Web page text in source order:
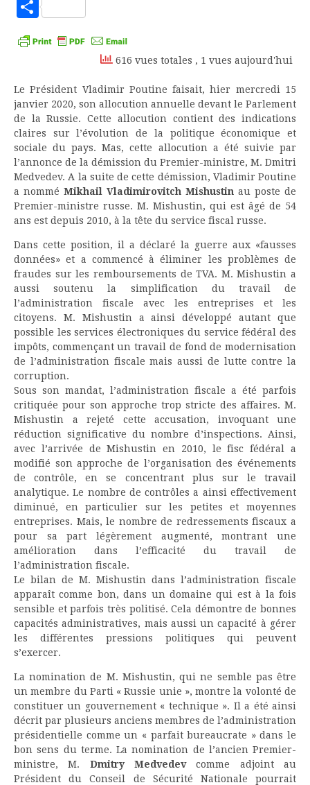
Partager
616 vues totales , 1 vues aujourd'hui
Le Président Vladimir Poutine faisait, hier mercredi 15
janvier 2020, son allocution annuelle devant le Parlement
de la Russie. Cette allocution contient des indications
claires sur l’évolution de la politique économique et
sociale du pays. Mas, cette allocution a été suivie par
l’annonce de la démission du Premier-ministre, M. Dmitri
Medvedev. A la suite de cette démission, Vladimir Poutine
a nommé Mikhail Vladimirovitch Mishustin au poste de
Premier-ministre russe. M. Mishustin, qui est âgé de 54
ans est depuis 2010, à la tête du service fiscal russe.
Dans cette position, il a déclaré la guerre aux «fausses
données» et a commencé à éliminer les problèmes de
fraudes sur les remboursements de TVA. M. Mishustin a
aussi soutenu la simplification du travail de
l’administration fiscale avec les entreprises et les
citoyens. M. Mishustin a ainsi développé autant que
possible les services électroniques du service fédéral des
impôts, commençant un travail de fond de modernisation
de l’administration fiscale mais aussi de lutte contre la
corruption.
Sous son mandat, l’administration fiscale a été parfois
critiquée pour son approche trop stricte des affaires. M.
Mishustin a rejeté cette accusation, invoquant une
réduction significative du nombre d’inspections. Ainsi,
avec l’arrivée de Mishustin en 2010, le fisc fédéral a
modifié son approche de l’organisation des événements
de contrôle, en se concentrant plus sur le travail
analytique. Le nombre de contrôles a ainsi effectivement
diminué, en particulier sur les petites et moyennes
entreprises. Mais, le nombre de redressements fiscaux a
pour sa part légèrement augmenté, montrant une
amélioration dans l’efficacité du travail de
l’administration fiscale.
Le bilan de M. Mishustin dans l’administration fiscale
apparaît comme bon, dans un domaine qui est à la fois
sensible et parfois très politisé. Cela démontre de bonnes
capacités administratives, mais aussi un capacité à gérer
les différentes pressions politiques qui peuvent
s’exercer.
La nomination de M. Mishustin, qui ne semble pas être
un membre du Parti « Russie unie », montre la volonté de
constituer un gouvernement « technique ». Il a été ainsi
décrit par plusieurs anciens membres de l’administration
présidentielle comme un « parfait bureaucrate » dans le
bon sens du terme. La nomination de l’ancien Premier-
ministre, M. Dmitry Medvedevcomme adjoint au
Président du Conseil de Sécurité Nationale pourrait